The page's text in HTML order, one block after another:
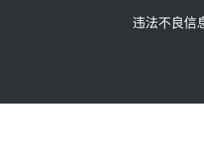
违法不良信